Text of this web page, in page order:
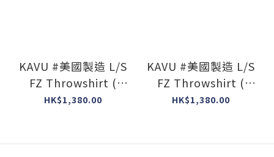
KAVU #美國製造 L/S
FZ Throwshirt (
#238 #Emerald )
HK$1,380.00
KAVU #美國製造 L/S
FZ Throwshirt (
#2377 #Ranchland )
HK$1,380.00